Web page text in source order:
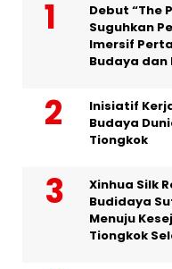
Debut “The
Suguhkan
Imersif
Budaya
Inisiatif
Budaya
Tiongkok
Xinhua Silk
Budidaya
Menuju
Tiongkok